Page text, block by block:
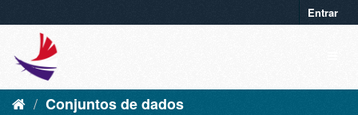
Entrar
Conjuntos de dados